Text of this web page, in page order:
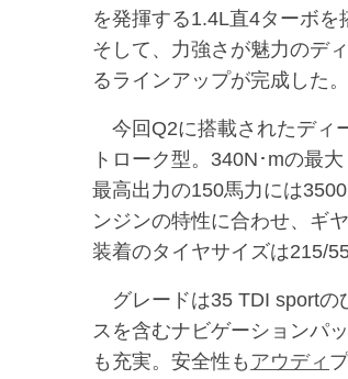
を発揮する1.4L直4ターボを
そして、力強さが魅力のデ
るラインアップが完成した。
今回Q2に搭載されたディ
トローク型。340N･mの最
最高出力の150馬力には
ンジンの特性に合わせ、ギ
装着のタイヤサイズは215/
グレードは35 TDI sportの
スを含むナビゲーションパ
も充実。安全性も アウディ